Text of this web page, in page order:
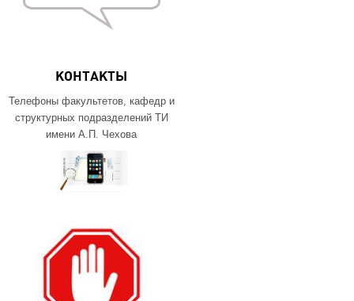
КОНТАКТЫ
Телефоны факультетов, кафедр и
структурных подразделений ТИ
имени А.П. Чехова